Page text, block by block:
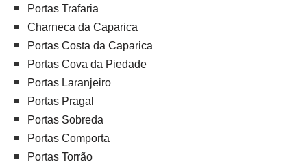
Portas Trafaria
Charneca da Caparica
Portas Costa da Caparica
Portas Cova da Piedade
Portas Laranjeiro
Portas Pragal
Portas Sobreda
Portas Comporta
Portas Torrão